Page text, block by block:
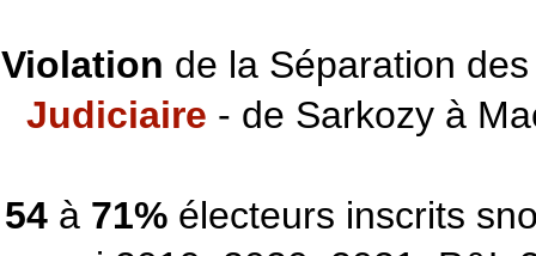
Violation de la Séparation
Judiciaire - de Sarkozy à
54à 71%électeurs inscrits